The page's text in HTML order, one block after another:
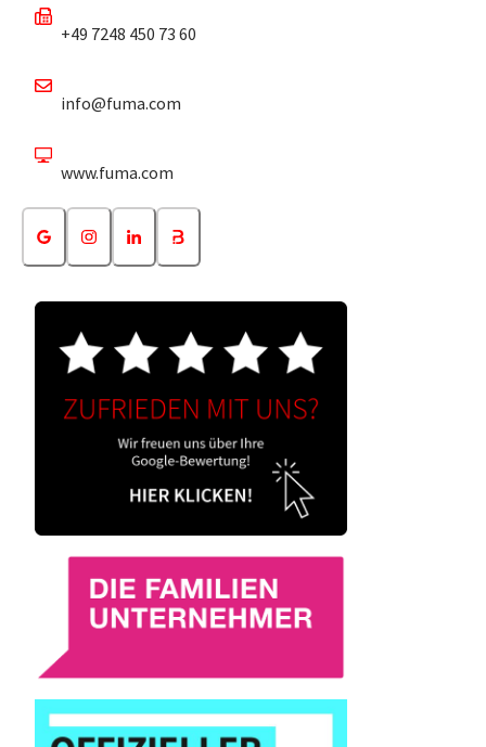
+49 7248 450 73 60
info@fuma.com
www.fuma.com